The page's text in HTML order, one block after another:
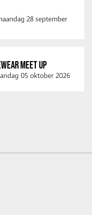
28 september
MEET UP
05 oktober 2026